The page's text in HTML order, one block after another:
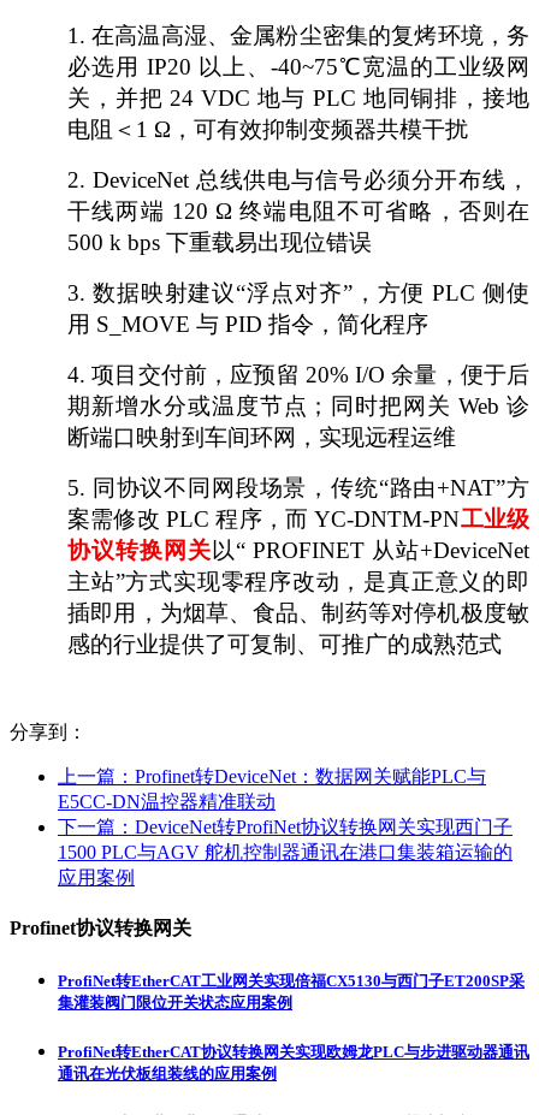
1.在高温高湿、金属粉尘密集的复烤环境，务
必选用 IP20 以上、-40~75℃宽温的工业级网
关，并把 24 VDC 地与 PLC 地同铜排，接地
电阻＜1 Ω，可有效抑制变频器共模干扰
2. DeviceNet 总线供电与信号必须分开布线，
干线两端 120 Ω 终端电阻不可省略，否则在
500 k bps 下重载易出现位错误
3. 数据映射建议“浮点对齐”，方便 PLC 侧使
用 S_MOVE 与 PID 指令，简化程序
4.项目交付前，应预留 20% I/O 余量，便于后
期新增水分或温度节点；同时把网关 Web 诊
断端口映射到车间环网，实现远程运维
5. 同协议不同网段场景，传统“路由+NAT”方
案需修改 PLC 程序，而 YC-DNTM-PN工业级
协议转换网关以“ PROFINET 从站+DeviceNet
主站”方式实现零程序改动，是真正意义的即
插即用，为烟草、食品、制药等对停机极度敏
感的行业提供了可复制、可推广的成熟范式
分享到：
上一篇： Profinet转DeviceNet：数据网关赋能PLC与
E5CC-DN温控器精准联动
下一篇： DeviceNet转ProfiNet协议转换网关实现西门子
1500 PLC与AGV 舵机控制器通讯在港口集装箱运输的
应用案例
Profinet协议转换网关
ProfiNet转EtherCAT工业网关实现倍福CX5130与西门子ET200SP采
集灌装阀门限位开关状态应用案例
ProfiNet转EtherCAT协议转换网关实现欧姆龙PLC与步进驱动器通讯
通讯在光伏板组装线的应用案例